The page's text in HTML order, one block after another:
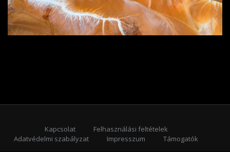
Kapcsolat
Felhasználási feltételek
Adatvédelmi szabályzat
Impresszum Támogatók